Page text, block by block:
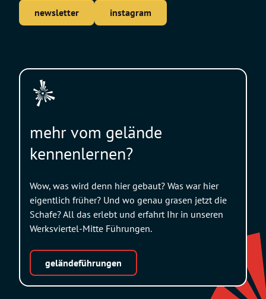
newsletter instagram
mehr vom gelände
kennenlernen?
Wow, was wird denn hier gebaut? Was war hier
eigentlich früher? Und wo genau grasen jetzt die
Schafe? All das erlebt und erfahrt Ihr in unseren
Werksviertel-Mitte Führungen.
geländeführungen